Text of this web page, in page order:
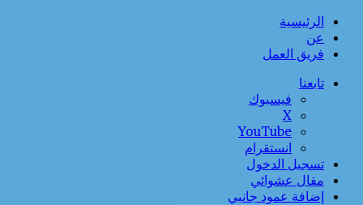
الرئيسية
عن
فريق العمل
تابعنا
فيسبوك
‫X
‫YouTube
انستقرام
تسجيل الدخول
مقال عشوائي
إضافة عمود جانبي